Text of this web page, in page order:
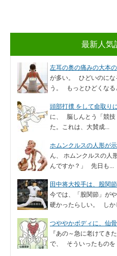
最新人気
左耳の奥の痛みの大本
が多い。 ひどいのにな
う。 もっとひどくなる
頭部打撲 をして命取り
に、 脳しんとう「競技
た。これは、大賛成...
ホムンクルスの人形が
ん、 ホムンクルスの人
んですか？」 先日も...
田中将大投手は、股関
今では、「股関節」が
硬かったらしい。 しか
つややかボディに、仙
『あの～急に老けてき
で、 そういったものを